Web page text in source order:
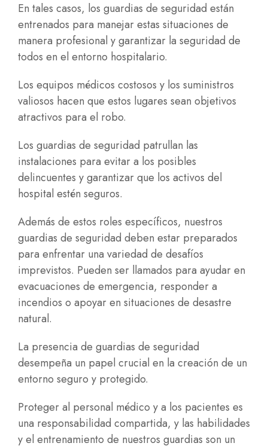
En tales casos, los guardias de seguridad están
entrenados para manejar estas situaciones de
manera profesional y garantizar la seguridad de
todos en el entorno hospitalario.
Los equipos médicos costosos y los suministros
valiosos hacen que estos lugares sean objetivos
atractivos para el robo.
Los guardias de seguridad patrullan las
instalaciones para evitar a los posibles
delincuentes y garantizar que los activos del
hospital estén seguros.
Además de estos roles específicos, nuestros
guardias de seguridad deben estar preparados
para enfrentar una variedad de desafíos
imprevistos. Pueden ser llamados para ayudar en
evacuaciones de emergencia, responder a
incendios o apoyar en situaciones de desastre
natural.
La presencia de guardias de seguridad
desempeña un papel crucial en la creación de un
entorno seguro y protegido.
Proteger al personal médico y a los pacientes es
una responsabilidad compartida, y las habilidades
y el entrenamiento de nuestros guardias son un